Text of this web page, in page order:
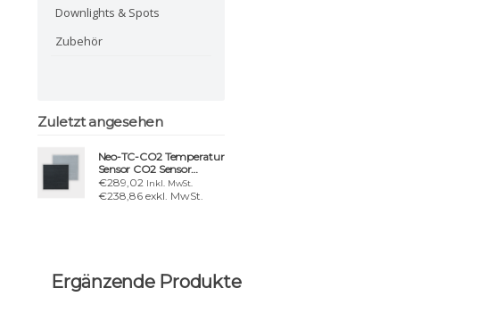
Downlights & Spots
Zubehör
Zuletzt angesehen
Neo-TC-CO2 Temperatur
Sensor CO2 Sensor
Sensoren im Gehäuse
€289,02 Inkl. MwSt.
€238,86 exkl. MwSt.
Ergänzende Produkte